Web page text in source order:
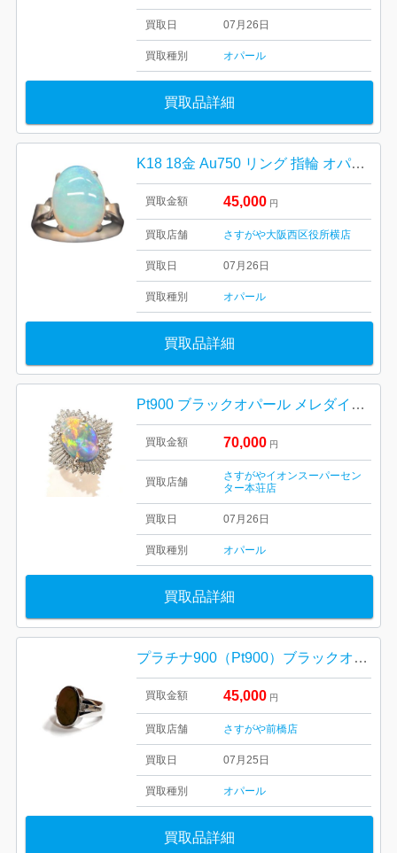
買取日 07月26日
買取種別 オパール
買取品詳細
K18 18金 Au750 リング 指輪 オパール
買取金額 45,000 円
買取店舗 さすがや大阪西区役所横店
買取日 07月26日
買取種別 オパール
買取品詳細
Pt900 ブラックオパール メレダイヤ リング
買取金額 70,000 円
買取店舗
さすがやイオンスーパーセン
ター本荘店
買取日 07月26日
買取種別 オパール
買取品詳細
プラチナ900（Pt900）ブラックオパールリング 高価買取｜高崎市山名町
買取金額 45,000 円
買取店舗 さすがや前橋店
買取日 07月25日
買取種別 オパール
買取品詳細